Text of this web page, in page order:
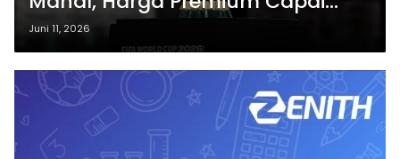
Rp138,8 Juta
Juni 11, 2026